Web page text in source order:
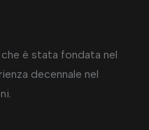
che è stata fondata nel
decennale nel